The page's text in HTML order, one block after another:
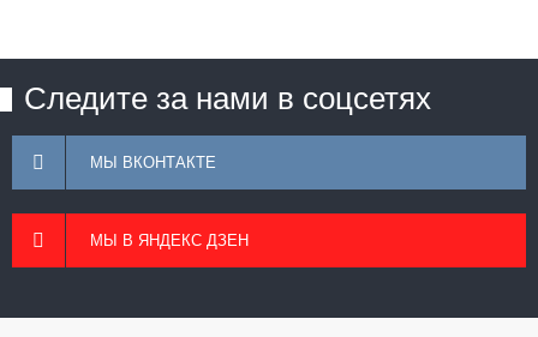
Следите за нами в соцсетях
МЫ ВКОНТАКТЕ
МЫ В ЯНДЕКС ДЗЕН